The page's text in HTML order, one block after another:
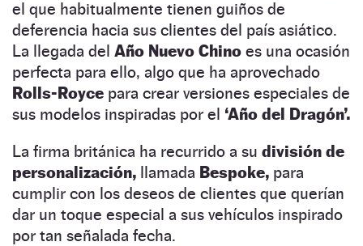
el que habitualmente tienen guiños de
deferencia hacia sus clientes del país asiático.
La llegada del Año Nuevo Chino es una ocasión
perfecta para ello, algo que ha aprovechado
Rolls-Royce para crear versiones especiales de
sus modelos inspiradas por el ‘Año del Dragón’.
La firma británica ha recurrido a su división de
personalización, llamada Bespoke, para
cumplir con los deseos de clientes que querían
dar un toque especial a sus vehículos inspirado
por tan señalada fecha.